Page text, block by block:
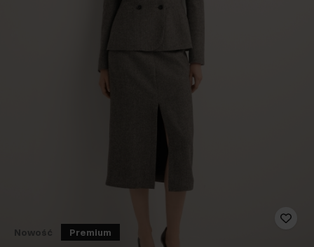
Nowość Premium